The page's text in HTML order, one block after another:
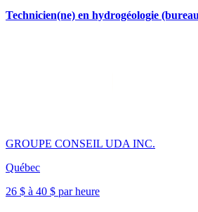
Technicien(ne) en hydrogéologie
GROUPE CONSEIL UDA INC.
Québec
26 $ à 40 $ par heure